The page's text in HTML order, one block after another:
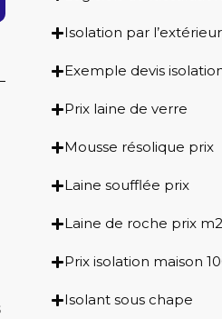
Isolation par
Exemple devis
Prix laine de verre
Mousse résolique prix
Laine soufflée prix
Laine de roche prix m2
Prix isolation maison
Isolant sous chape